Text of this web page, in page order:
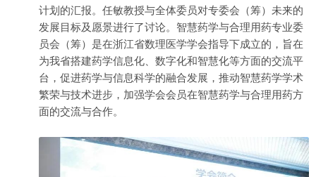
计划的汇报。任敏教授与全体委员对专委会（筹）未来的
发展目标及愿景进行了讨论。智慧药学与合理用药专业委
员会（筹）是在浙江省数理医学学会指导下成立的，旨在
为我省搭建药学信息化、数字化和智慧化等方面的交流平
台，促进药学与信息科学的融合发展，推动智慧药学学术
繁荣与技术进步，加强学会会员在智慧药学与合理用药方
面的交流与合作。